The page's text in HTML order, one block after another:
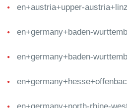
en+austria+upper-
en+germany+baden-
en+germany+baden-
en+germany+north-rhine-